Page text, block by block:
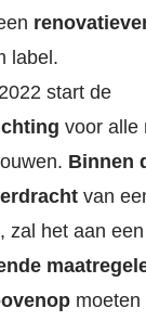
label.
start de
voor alle
Binnen
van
zal het aan een
moeten